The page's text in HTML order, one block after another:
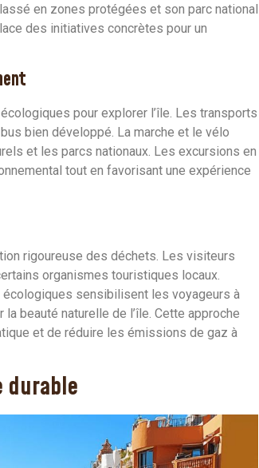
en zones protégées et son parc national
des initiatives concrètes pour un
pour explorer l’île. Les transports
bien développé. La marche et le vélo
et les parcs nationaux. Les excursions en
tout en favorisant une expérience
rigoureuse des déchets. Les visiteurs
organismes touristiques locaux.
écologiques sensibilisent les voyageurs à
beauté naturelle de l’île. Cette approche
et de réduire les émissions de gaz à